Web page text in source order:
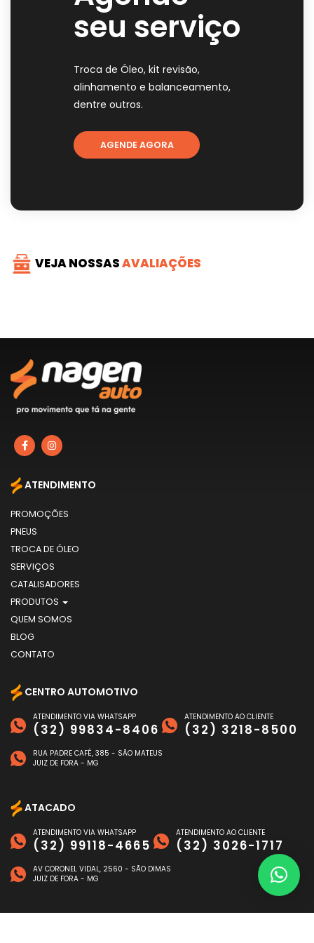
seu serviço
Troca de Óleo, kit revisão,
alinhamento e balanceamento,
dentre outros.
AGENDE AGORA
VEJA NOSSASAVALIAÇÕES
ATENDIMENTO
PROMOÇÕES
PNEUS
TROCA DE ÓLEO
SERVIÇOS
CATALISADORES
PRODUTOS
QUEM SOMOS
BLOG
CONTATO
CENTRO AUTOMOTIVO
ATENDIMENTO VIA WHATSAPP
(32) 99834-8406
ATENDIMENTO AO CLIENTE
(32) 3218-8500
RUA PADRE CAFÉ, 385 - SÃO MATEUS
JUIZ DE FORA - MG
ATACADO
ATENDIMENTO VIA WHATSAPP
(32) 99118-4665
ATENDIMENTO AO CLIENTE
(32) 3026-1717
AV CORONEL VIDAL, 2560 - SÃO DIMAS
JUIZ DE FORA - MG